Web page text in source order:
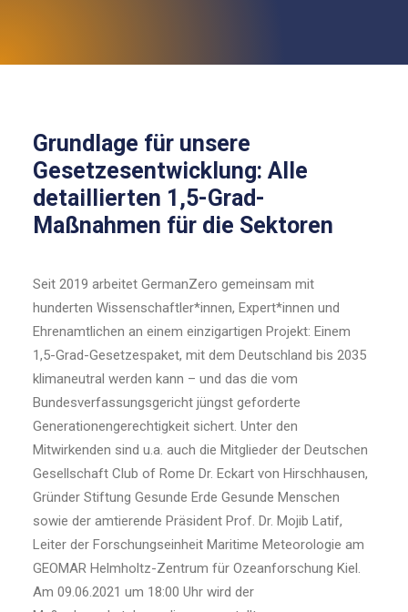
Grundlage für unsere
Gesetzesentwicklung: Alle
detaillierten 1,5-Grad-
Maßnahmen für die Sektoren
Seit 2019 arbeitet GermanZero gemeinsam mit
hunderten Wissenschaftler*innen, Expert*innen und
Ehrenamtlichen an einem einzigartigen Projekt: Einem
1,5-Grad-Gesetzespaket, mit dem Deutschland bis 2035
klimaneutral werden kann – und das die vom
Bundesverfassungsgericht jüngst geforderte
Generationengerechtigkeit sichert. Unter den
Mitwirkenden sind u.a. auch die Mitglieder der Deutschen
Gesellschaft Club of Rome Dr. Eckart von Hirschhausen,
Gründer Stiftung Gesunde Erde Gesunde Menschen
sowie der amtierende Präsident Prof. Dr. Mojib Latif,
Leiter der Forschungseinheit Maritime Meteorologie am
GEOMAR Helmholtz-Zentrum für Ozeanforschung Kiel.
Am 09.06.2021 um 18:00 Uhr wird der